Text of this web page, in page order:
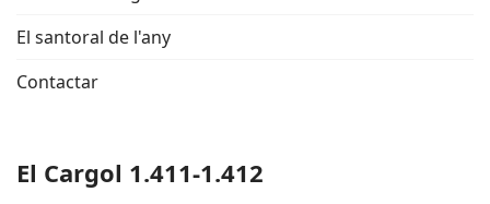
El santoral de l'any
Contactar
El Cargol 1.411-1.412